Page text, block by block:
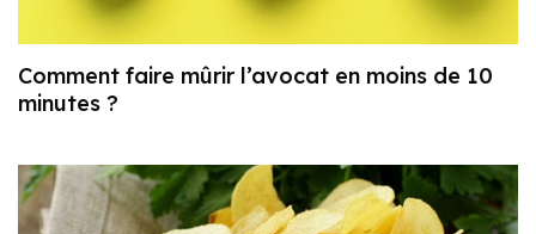
Comment faire mûrir l’avocat en moins de 10
minutes ?